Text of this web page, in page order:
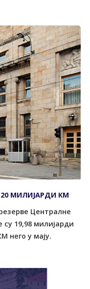
20 МИЛИЈАРДИ КМ
Централне
су 19,98 милијарди
него у мају.